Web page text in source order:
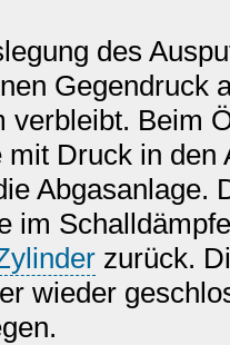
des
Gegendruck
verbleibt. Beim
mit Druck in
Abgasanlage.
im
zurück.
wieder